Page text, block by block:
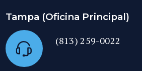
Tampa (Oficina Principal)
(813) 259-0022